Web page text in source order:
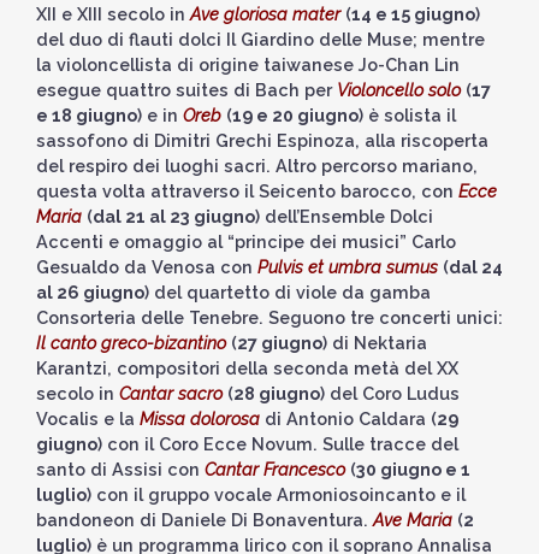
XII e XIII secolo in Ave gloriosa mater(14 e 15 giugno)
del duo di flauti dolci Il Giardino delle Muse; mentre
la violoncellista di origine taiwanese Jo-Chan Lin
esegue quattro suites di Bach per Violoncello solo(17
e 18 giugno) e in Oreb (19 e 20 giugno) è solista il
sassofono di Dimitri Grechi Espinoza, alla riscoperta
del respiro dei luoghi sacri. Altro percorso mariano,
questa volta attraverso il Seicento barocco, con Ecce
Maria (dal 21 al 23 giugno) dell’Ensemble Dolci
Accenti e omaggio al “principe dei musici” Carlo
Gesualdo da Venosa con Pulvis et umbra sumus (dal 24
al 26 giugno) del quartetto di viole da gamba
Consorteria delle Tenebre. Seguono tre concerti unici:
Il canto greco-bizantino(27 giugno) di Nektaria
Karantzi, compositori della seconda metà del XX
secolo in Cantar sacro(28 giugno) del Coro Ludus
Vocalis e la Missa dolorosa di Antonio Caldara (29
giugno) con il Coro Ecce Novum. Sulle tracce del
santo di Assisi con Cantar Francesco(30 giugno e 1
luglio) con il gruppo vocale Armoniosoincanto e il
bandoneon di Daniele Di Bonaventura. Ave Maria (2
luglio) è un programma lirico con il soprano Annalisa